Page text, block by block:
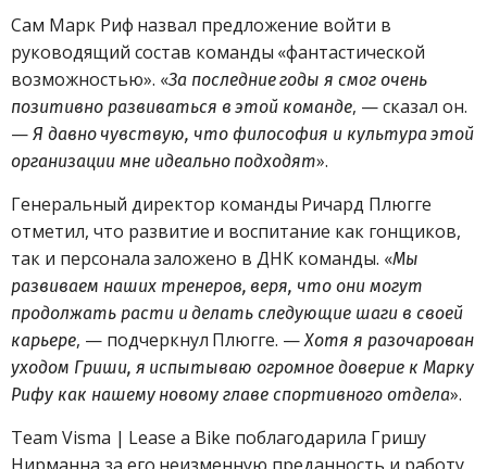
Сам Марк Риф назвал предложение войти в
руководящий состав команды «фантастической
возможностью». «За последние годы я смог очень
позитивно развиваться в этой команде, — сказал он.
— Я давно чувствую, что философия и культура этой
организации мне идеально подходят».
Генеральный директор команды Ричард Плюгге
отметил, что развитие и воспитание как гонщиков,
так и персонала заложено в ДНК команды. «Мы
развиваем наших тренеров, веря, что они могут
продолжать расти и делать следующие шаги в своей
карьере, — подчеркнул Плюгге. —Хотя я разочарован
уходом Гриши, я испытываю огромное доверие к Марку
Рифу как нашему новому главе спортивного отдела».
Team Visma | Lease a Bike поблагодарила Гришу